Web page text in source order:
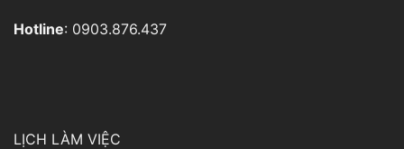
Hotline: 0903.876.437
LỊCH LÀM VIỆC